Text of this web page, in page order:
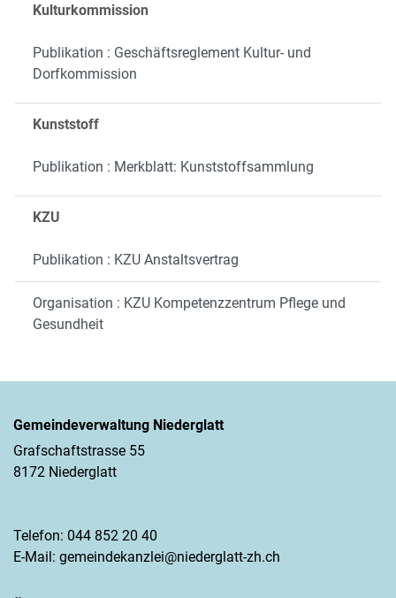
Kulturkommission
Publikation : Geschäftsreglement Kultur- und
Dorfkommission
Kunststoff
Publikation : Merkblatt: Kunststoffsammlung
KZU
Publikation : KZU Anstaltsvertrag
Organisation : KZU Kompetenzzentrum Pflege und
Gesundheit
Gemeindeverwaltung Niederglatt
Grafschaftstrasse 55
8172 Niederglatt
Telefon: 044 852 20 40
E-Mail: gemeindekanzlei@niederglatt-zh.ch